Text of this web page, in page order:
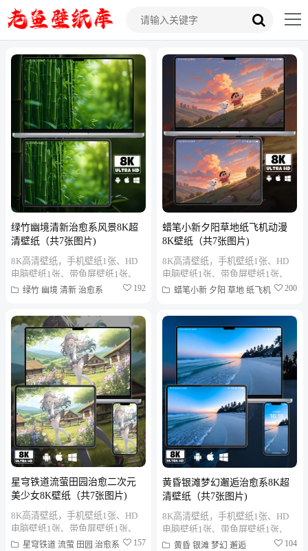
绿竹幽境清新治愈系风景8K超
清壁纸（共7张图片)
8K高清壁纸，手机壁纸1张、HD
电脑壁纸1张、带鱼屏壁纸1张、
折叠屏壁纸1张、MAC笔记本壁纸
绿竹 幽境 清新 治愈系 192
蜡笔小新夕阳草地纸飞机动漫
8K壁纸（共7张图片)
8K高清壁纸，手机壁纸1张、HD
电脑壁纸1张、带鱼屏壁纸1张、
折叠屏壁纸1张、MAC笔记本壁纸
蜡笔小新 夕阳 草地 纸飞机 200
星穹铁道流萤田园治愈二次元
美少女8K壁纸（共7张图片)
8K高清壁纸，手机壁纸1张、HD
电脑壁纸1张、带鱼屏壁纸1张、
折叠屏壁纸1张、MAC笔记本壁纸
星穹铁道 流萤 田园 治愈系 157
黄昏银滩梦幻邂逅治愈系8K超
清壁纸（共7张图片)
8K高清壁纸，手机壁纸1张、HD
电脑壁纸1张、带鱼屏壁纸1张、
折叠屏壁纸1张、MAC笔记本壁纸
黄昏 银滩 梦幻 邂逅 104